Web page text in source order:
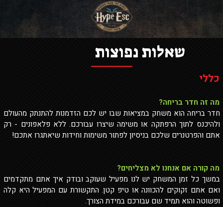
שאלות נפוצות
כללי
מה זה חדר בריחה?
חדר בריחה הוא משחק במציאות שבו יש לכם הזדמנות להתנתק מהעולם
ולהיכנס לתוך הרפתקה או משימה שיצרו עבורכם. ללא פלאפונים - רק
אתם והפרטנרים שלכם בניסיון לפתור משימות וחידות שיאתגרו אתכם!
מה קורה אם אנחנו לא מצליחים?
במשך כל זמן המשחק יש לנו מפעיל שעוקב ובודק איך אתם מתקדמים
ואם אתם זקוקים להכוונה או טיפ קטן. התקשורת עם המפעיל היא קלה
ופשוטה והוא תמיד שם עבורכם במידת הצורך.